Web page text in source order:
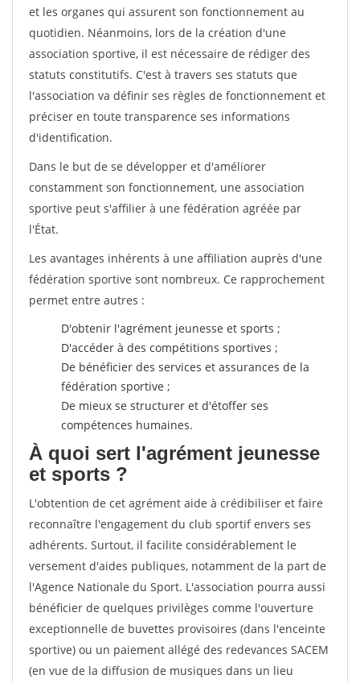
et les organes qui assurent son fonctionnement au
quotidien. Néanmoins, lors de la création d'une
association sportive, il est nécessaire de rédiger des
statuts constitutifs. C'est à travers ses statuts que
l'association va définir ses règles de fonctionnement et
préciser en toute transparence ses informations
d'identification.
Dans le but de se développer et d'améliorer
constamment son fonctionnement, une association
sportive peut s'affilier à une fédération agréée par
l'État.
Les avantages inhérents à une affiliation auprès d'une
fédération sportive sont nombreux. Ce rapprochement
permet entre autres :
D'obtenir l'agrément jeunesse et sports ;
D'accéder à des compétitions sportives ;
De bénéficier des services et assurances de la
fédération sportive ;
De mieux se structurer et d'étoffer ses
compétences humaines.
À quoi sert l'agrément jeunesse
et sports ?
L'obtention de cet agrément aide à crédibiliser et faire
reconnaître l'engagement du club sportif envers ses
adhérents. Surtout, il facilite considérablement le
versement d'aides publiques, notamment de la part de
l'Agence Nationale du Sport. L'association pourra aussi
bénéficier de quelques privilèges comme l'ouverture
exceptionnelle de buvettes provisoires (dans l'enceinte
sportive) ou un paiement allégé des redevances SACEM
(en vue de la diffusion de musiques dans un lieu